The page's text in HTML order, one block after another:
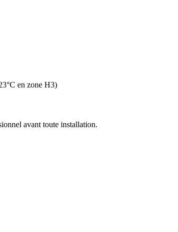
en zone H3)
avant toute installation.